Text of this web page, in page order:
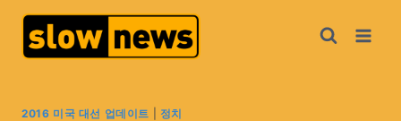
2016 미국 대선 업데이트 정치